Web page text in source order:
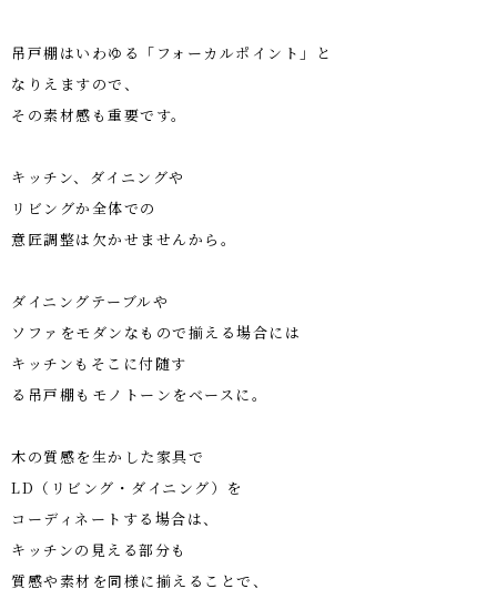
吊戸棚はいわゆる「フォーカルポイント」と
なりえますので、
その素材感も重要です。
キッチン、ダイニングや
リビングか全体での
意匠調整は欠かせませんから。
ダイニングテーブルや
ソファをモダンなもので揃える場合には
キッチンもそこに付随す
る吊戸棚もモノトーンをベースに。
木の質感を生かした家具で
LD（リビング・ダイニング） を
コーディネートする場合は、
キッチンの見える部分も
質感や素材を同様に揃えることで、